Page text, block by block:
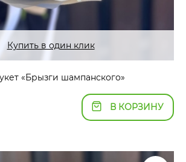
Купить в один клик
«Брызги шампанского»
В КОРЗИНУ